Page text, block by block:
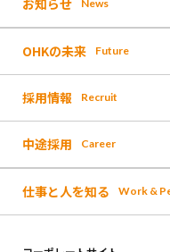
なんしょん?
報道取材
福利厚生
働く環境
News
OHKの未来 Future
これまでのOHK
これからのOHK
採用情報 Recruit
募集要項 /新卒採用
採用フロー/新卒採用
中途採用 Career
仕事と人を知る Work &